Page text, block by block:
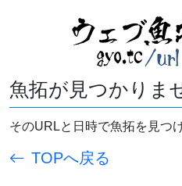
魚拓が見つかりま
そのURLと日時で魚拓を見つ
TOPへ戻る